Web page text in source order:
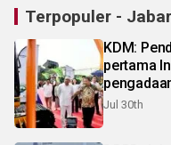
Terpopuler -
KDM:
pertama
Jul 30th